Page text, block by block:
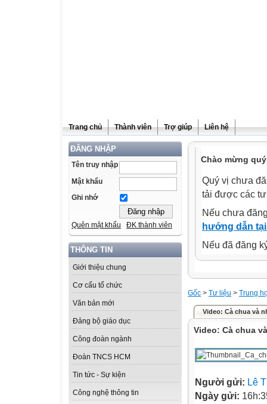
Trang chủ Thành viên Trợ giúp Liên hệ
ĐĂNG NHẬP
Tên truy nhập
Mật khẩu
Ghi nhớ
Quên mật khẩu ĐK thành viên
THÔNG TIN
Giới thiệu chung
Cơ cấu tổ chức
Văn bản mới
Đảng bộ giáo dục
Công đoàn ngành
Đoàn TNCS HCM
Tin tức - Sự kiện
Công nghệ thông tin
Chào mừng
Quý vị chưa
tải được các
Nếu chưa
hướng dẫn
Nếu đã đăng
Gốc > Tư liệu > Trung
Video: Cà chua và
Video: Cà chua
Người gửi: Lê
Ngày gửi: